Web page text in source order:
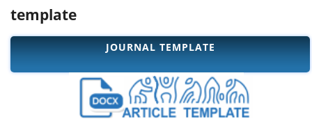
template
JOURNAL TEMPLATE